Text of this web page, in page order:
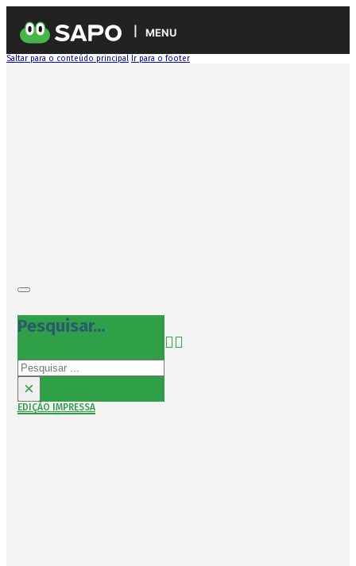
MENU
Saltar para o conteúdo principal Ir para o footer
Pesquisar...
Pesquisar
×
EDIÇÃO IMPRESSA